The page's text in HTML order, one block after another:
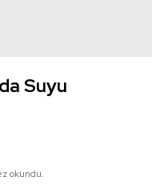
Suyu
okundu.